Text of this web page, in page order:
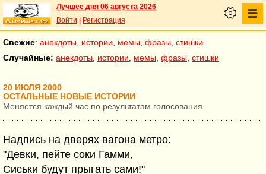
Лучшее дня 06 августа 2026
Войти
Регистрация
Свежие: анекдоты истории мемы фразы стишки
Случайные: анекдоты истории мемы фразы стишки
20 ИЮЛЯ 2000
ОСТАЛЬНЫЕ НОВЫЕ ИСТОРИИ
Меняется каждый час по результатам голосования
Надпись на дверях вагона метро:
"Девки, пейте соки Гамми,
Сиськи будут прыгать сами!"